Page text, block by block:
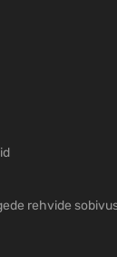
rehvide